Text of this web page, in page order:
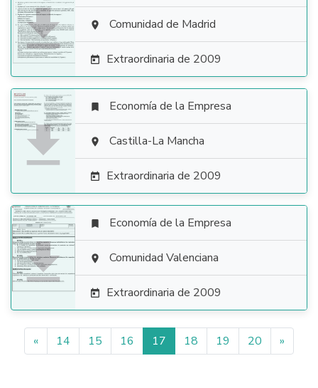
  Comunidad de Madrid
 Extraordinaria de 2009

 Economía de la Empresa
 Castilla-La Mancha
 Extraordinaria de 2009

 Economía de la Empresa
 Comunidad Valenciana
 Extraordinaria de 2009
« 14 15 16 17 18 19 20 »